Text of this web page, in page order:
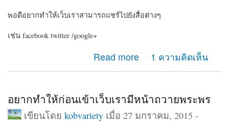
พอดีอยากทำให้เว็บเราสามารถแชร์ไปยังสื่อต่างๆ
เช่น facebook twitter /google+
Read more
about อยากให้เว็บเรามีปุ่มแชร์ไปยัง social1 ความคิดเห็น
อยากทำให้ก่อนเข้าเว็บเรามีหน้าถวายพระพร
เขียนโดย kobvarietyเมื่อ 27 มกราคม, 2015 -